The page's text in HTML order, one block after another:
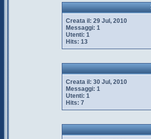
Creata il: 29 Jul, 2010
Messaggi: 1
Utenti: 1
Hits: 13
Creata il: 30 Jul, 2010
Messaggi: 1
Utenti: 1
Hits: 7